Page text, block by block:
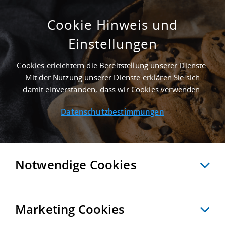
3.000 M² LAGERHALLE IN HOHENSTEIN-
ERNSTTHAL AN DER AUTOBAHN A 4 -
LANDKREIS ZWICKAU
Startseite/ Immobiliensuche/ Detailansicht
ZURÜCK MERKEN VERGLEICHEN EXPORT PDF
Cookie Hinweis und
Einstellungen
Cookies erleichtern die Bereitstellung unserer Dienste.
Mit der Nutzung unserer Dienste erklären Sie sich
damit einverstanden, dass wir Cookies verwenden.
Datenschutzbestimmungen
Notwendige Cookies
Marketing Cookies